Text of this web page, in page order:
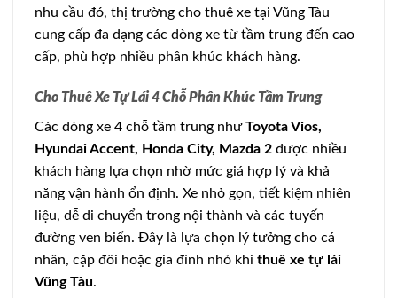
nhu cầu đó, thị trường cho thuê xe tại Vũng Tàu
cung cấp đa dạng các dòng xe từ tầm trung đến cao
cấp, phù hợp nhiều phân khúc khách hàng.
Cho Thuê Xe Tự Lái 4 Chỗ Phân Khúc Tầm Trung
Các dòng xe 4 chỗ tầm trung nhưToyota Vios,
Hyundai Accent, Honda City, Mazda 2 được nhiều
khách hàng lựa chọn nhờ mức giá hợp lý và khả
năng vận hành ổn định. Xe nhỏ gọn, tiết kiệm nhiên
liệu, dễ di chuyển trong nội thành và các tuyến
đường ven biển. Đây là lựa chọn lý tưởng cho cá
nhân, cặp đôi hoặc gia đình nhỏ khi thuê xe tự lái
Vũng Tàu.